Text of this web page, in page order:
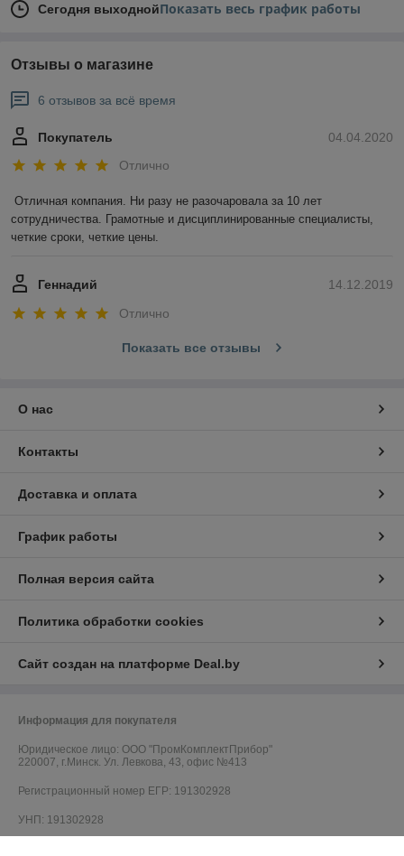
Сегодня выходнойПоказать весь график работы
Отзывы о магазине
6 отзывов за всё время
04.04.2020
Покупатель
Отлично
Отличная компания. Ни разу не разочаровала за 10 лет
сотрудничества. Грамотные и дисциплинированные специалисты,
четкие сроки, четкие цены.
14.12.2019
Геннадий
Отлично
Показать все отзывы
О нас
Контакты
Доставка и оплата
График работы
Полная версия сайта
Политика обработки cookies
Сайт создан на платформе Deal.by
Информация для покупателя
Юридическое лицо: ООО "ПромКомплектПрибор"
220007, г.Минск. Ул. Левкова, 43, офис №413
Регистрационный номер ЕГР: 191302928
УНП: 191302928